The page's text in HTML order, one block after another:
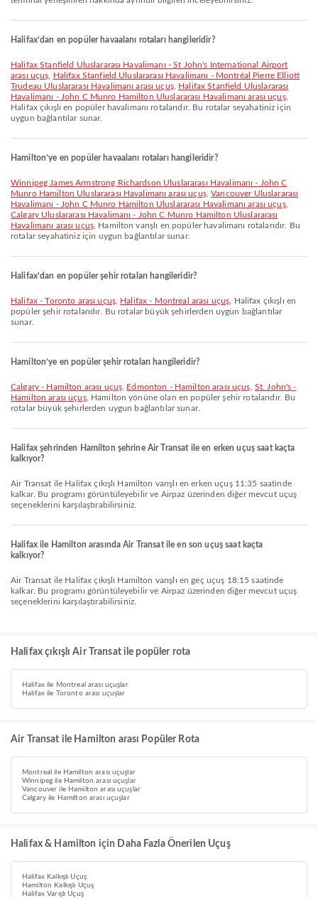
Halifax’dan en popüler havaalanı rotaları hangileridir?
Halifax Stanfield Uluslararası Havalimanı - St John's International Airport
arası uçuş
Halifax Stanfield Uluslararası Havalimanı - Montréal Pierre Elliott
Trudeau Uluslararası Havalimanı arası uçuş, Halifax Stanfield Uluslararası
Havalimanı - John C Munro Hamilton Uluslararası Havalimanı arası uçuş,
Halifax çıkışlı en popüler havalimanı rotalarıdır. Bu rotalar seyahatiniz için
uygun bağlantılar sunar.
Hamilton’ye en popüler havaalanı rotaları hangileridir?
Winnipeg James Armstrong Richardson Uluslararası Havalimanı - John C
Munro Hamilton Uluslararası Havalimanı arası uçuş,Vancouver Uluslararası
Havalimanı - John C Munro Hamilton Uluslararası Havalimanı arası uçuş,
Calgary Uluslararası Havalimanı - John C Munro Hamilton Uluslararası
Havalimanı arası uçuş, Hamilton varışlı en popüler havalimanı rotalarıdır. Bu
rotalar seyahatiniz için uygun bağlantılar sunar.
Halifax’dan en popüler şehir rotaları hangileridir?
Halifax - Toronto arası uçuş, Halifax - Montreal arası uçuş , Halifax çıkışlı en
popüler şehir rotalarıdır. Bu rotalar büyük şehirlerden uygun bağlantılar
sunar.
Hamilton’ye en popüler şehir rotaları hangileridir?
Calgary - Hamilton arası uçuş Edmonton - Hamilton arası uçuş St. John's -
Hamilton arası uçuş, Hamilton yönüne olan en popüler şehir rotalarıdır. Bu
rotalar büyük şehirlerden uygun bağlantılar sunar.
Halifax şehrinden Hamilton şehrine Air Transat ile en erken uçuş saat kaçta
kalkıyor?
Air Transat ile Halifax çıkışlı Hamilton varışlı en erken uçuş 11:35 saatinde
kalkar. Bu programı görüntüleyebilir ve Airpaz üzerinden diğer mevcut uçuş
seçeneklerini karşılaştırabilirsiniz.
Halifax ile Hamilton arasında Air Transat ile en son uçuş saat kaçta
kalkıyor?
Air Transat ile Halifax çıkışlı Hamilton varışlı en geç uçuş 18:15 saatinde
kalkar. Bu programı görüntüleyebilir ve Airpaz üzerinden diğer mevcut uçuş
seçeneklerini karşılaştırabilirsiniz.
Halifax çıkışlı Air Transat ile popüler rota
Halifax ile Montreal arası uçuşlar
Halifax ile Toronto arası uçuşlar
Air Transat ile Hamilton arası Popüler Rota
Montreal ile Hamilton arası uçuşlar
Winnipeg ile Hamilton arası uçuşlar
Vancouver ile Hamilton arası uçuşlar
Calgary ile Hamilton arası uçuşlar
Halifax & Hamilton için Daha Fazla Önerilen Uçuş
Halifax Kalkışlı Uçuş
Hamilton Kalkışlı Uçuş
Halifax Varışlı Uçuş